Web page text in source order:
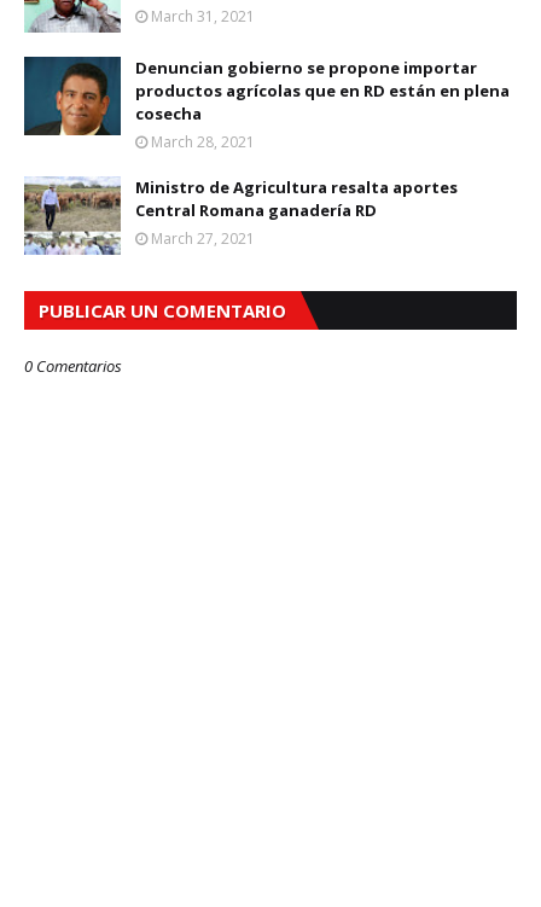
March 31, 2021
Denuncian gobierno se propone importar
productos agrícolas que en RD están en plena
cosecha
March 28, 2021
Ministro de Agricultura resalta aportes
Central Romana ganadería RD
March 27, 2021
PUBLICAR UN COMENTARIO
0 Comentarios